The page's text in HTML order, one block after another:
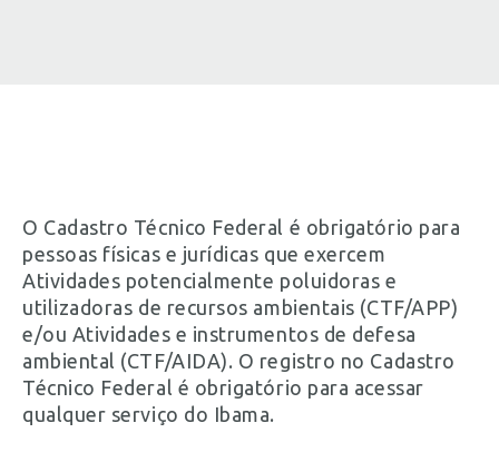
O Cadastro Técnico Federal é obrigatório para
pessoas físicas e jurídicas que exercem
Atividades potencialmente poluidoras e
utilizadoras de recursos ambientais (CTF/APP)
e/ou Atividades e instrumentos de defesa
ambiental (CTF/AIDA). O registro no Cadastro
Técnico Federal é obrigatório para acessar
qualquer serviço do Ibama.